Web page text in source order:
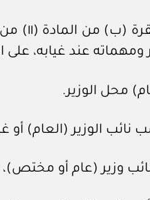
ومهماته عند غيابه، على